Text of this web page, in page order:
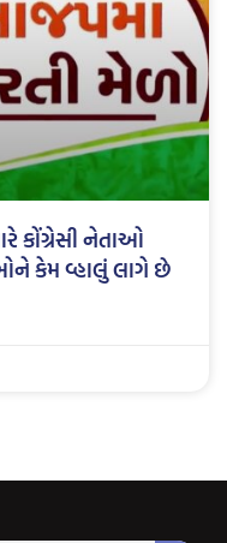
કોંગ્રેસી નેતાઓ
કેમ વ્હાલું લાગે છે